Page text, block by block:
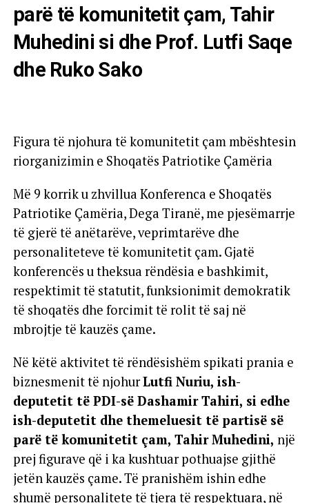
parë të komunitetit çam, Tahir
Muhedini si dhe Prof. Lutfi Saqe
dhe Ruko Sako
Figura të njohura të komunitetit çam mbështesin
riorganizimin e Shoqatës Patriotike Çamëria
Më 9 korrik u zhvillua Konferenca e Shoqatës
Patriotike Çamëria, Dega Tiranë, me pjesëmarrje
të gjerë të anëtarëve, veprimtarëve dhe
personaliteteve të komunitetit çam. Gjatë
konferencës u theksua rëndësia e bashkimit,
respektimit të statutit, funksionimit demokratik
të shoqatës dhe forcimit të rolit të saj në
mbrojtje të kauzës çame.
Në këtë aktivitet të rëndësishëm spikati prania e
biznesmenit të njohurLutfi Nuriu, ish-
deputetit të PDI-së Dashamir Tahiri, si edhe
ish-deputetit dhe themeluesit të partisë së
parë të komunitetit çam, Tahir Muhedini, një
prej figurave që i ka kushtuar pothuajse gjithë
jetën kauzës çame. Të pranishëm ishin edhe
shumë personalitete të tjera të respektuara, në